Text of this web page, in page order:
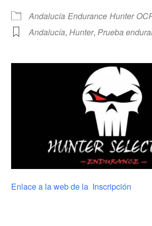
Andalucía Endurance Hunter
Andalucía,Hunter,Prueba
Enlace a la web de la Inscripción